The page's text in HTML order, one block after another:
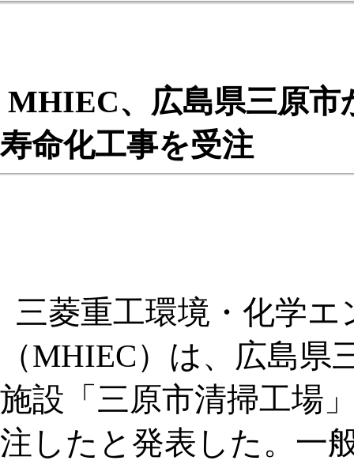
MHIEC、広島県三原市
寿命化工事を受注
三菱重工環境・化学
（MHIEC）は、広島
施設「三原市清掃工場
注したと発表した。一